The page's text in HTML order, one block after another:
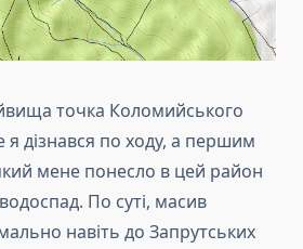
точка Коломийського
я дізнався по ходу, а першим
мене понесло в цей район
По суті, масив
навіть до Запрутських